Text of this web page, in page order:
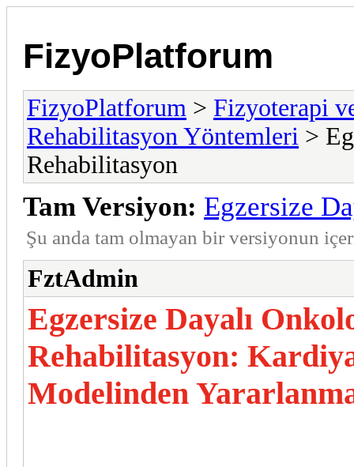
FizyoPlatforum
FizyoPlatforum > Fizyoterapi
Rehabilitasyon Yöntemleri >
Rehabilitasyon
Tam Versiyon: Egzersize
Şu anda tam olmayan bir versiyonun
FztAdmin
Egzersize Dayalı
Rehabilitasyon:
Modelinden